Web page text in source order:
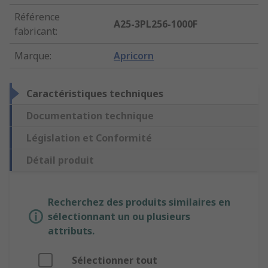
Référence
fabricant:
A25-3PL256-1000F
Marque: Apricorn
Caractéristiques techniques
Documentation technique
Législation et Conformité
Détail produit
Recherchez des produits similaires en
sélectionnant un ou plusieurs
attributs.
Sélectionner tout